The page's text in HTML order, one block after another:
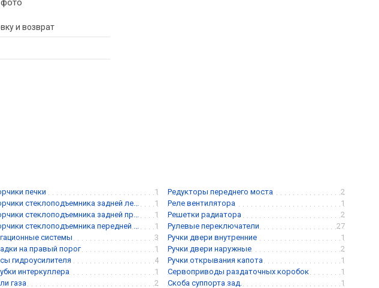
и возврат
печки
1
стеклоподъемника задней ле...
1
стеклоподъемника задней пр...
1
стеклоподъемника передней ...
1
системы
3
на правый порог
1
гидроусилителя
4
интеркуллера
1
газа
2
Редукторы переднего моста
2
Реле вентилятора
1
Решетки радиатора
2
Рулевые переключатели
27
Ручки двери внутренние
1
Ручки двери наружные
2
Ручки открывания капота
1
Сервоприводы раздаточных коробок
1
Скоба суппорта зад.
1